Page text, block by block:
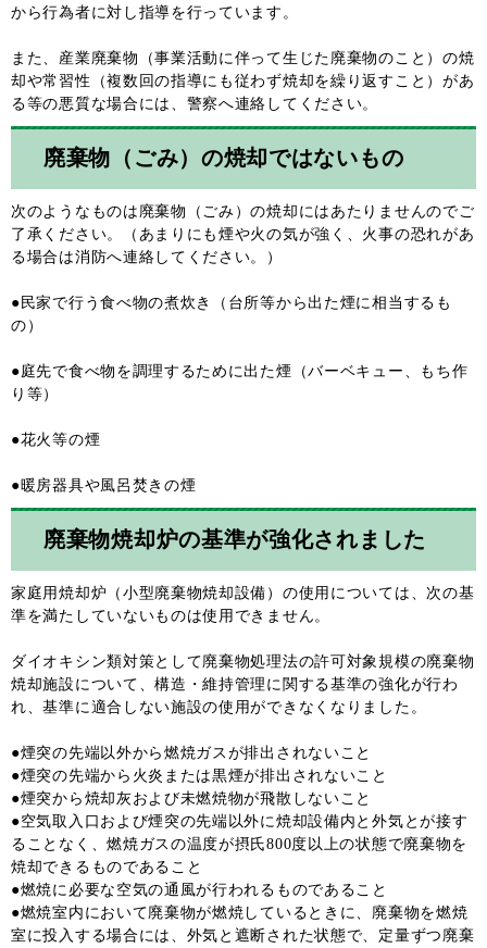
から行為者に対し指導を行っています。
また、産業廃棄物（事業活動に伴って生じた廃棄物のこと）の焼
却や常習性（複数回の指導にも従わず焼却を繰り返すこと）があ
る等の悪質な場合には、警察へ連絡してください。
廃棄物（ごみ）の焼却ではないもの
次のようなものは廃棄物（ごみ）の焼却にはあたりませんのでご
了承ください。（あまりにも煙や火の気が強く、火事の恐れがあ
る場合は消防へ連絡してください。）
●民家で行う食べ物の煮炊き（台所等から出た煙に相当するも
の）
●庭先で食べ物を調理するために出た煙（バーベキュー、もち作
り等）
●花火等の煙
●暖房器具や風呂焚きの煙
廃棄物焼却炉の基準が強化されました
家庭用焼却炉（小型廃棄物焼却設備）の使用については、次の基
準を満たしていないものは使用できません。
ダイオキシン類対策として廃棄物処理法の許可対象規模の廃棄物
焼却施設について、構造・維持管理に関する基準の強化が行わ
れ、基準に適合しない施設の使用ができなくなりました。
●煙突の先端以外から燃焼ガスが排出されないこと
●煙突の先端から火炎または黒煙が排出されないこと
●煙突から焼却灰および未燃焼物が飛散しないこと
●空気取入口および煙突の先端以外に焼却設備内と外気とが接す
ることなく、燃焼ガスの温度が摂氏800度以上の状態で廃棄物を
焼却できるものであること
●燃焼に必要な空気の通風が行われるものであること
●燃焼室内において廃棄物が燃焼しているときに、廃棄物を燃焼
室に投入する場合には、外気と遮断された状態で、定量ずつ廃棄